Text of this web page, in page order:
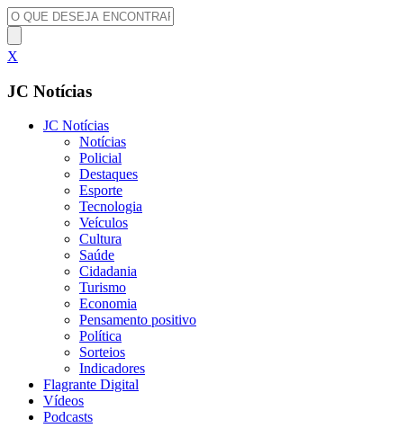
X
JC Notícias
JC Notícias
Notícias
Policial
Destaques
Esporte
Tecnologia
Veículos
Cultura
Saúde
Cidadania
Turismo
Economia
Pensamento positivo
Política
Sorteios
Indicadores
Flagrante Digital
Vídeos
Podcasts